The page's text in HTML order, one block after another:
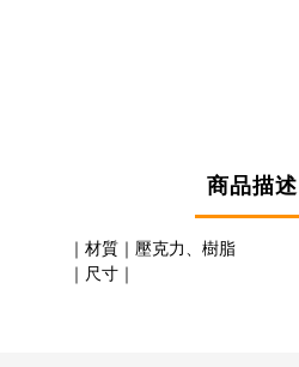
商品描述
｜材質｜ 壓克力、樹脂
｜尺寸｜